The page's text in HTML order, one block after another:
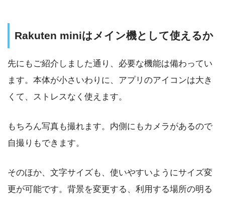
Rakuten miniはメイン機として使えるか
先にもご紹介しました通り、必要な機能は備わってい
ます。本体が小さいわりに、アプリのアイコンは大き
くて、ストレスなく使えます。
もちろん写真も撮れます。内側にもカメラがあるので
自撮りもできます。
そのほか、文字サイズも、使いやすいようにサイズ変
更が可能です。背景を変更する、利用する場所の明る